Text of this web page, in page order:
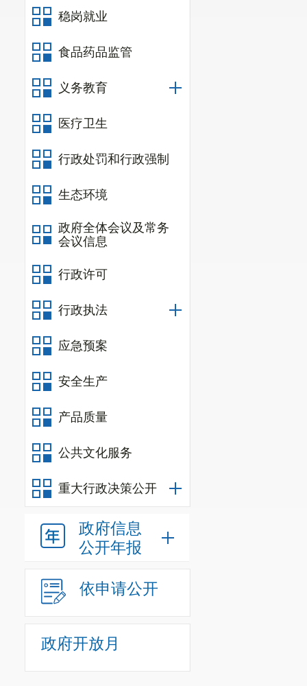
稳岗就业
食品药品监管
义务教育
医疗卫生
行政处罚和行政强制
生态环境
政府全体会议及常务
会议信息
行政许可
行政执法
应急预案
安全生产
产品质量
公共文化服务
重大行政决策公开
政府信息
公开年报
依申请公开
政府开放月